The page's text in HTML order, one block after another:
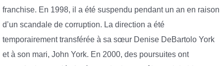
franchise. En 1998, il a été suspendu pendant un an en raison
d’un scandale de corruption. La direction a été
temporairement transférée à sa sœur Denise DeBartolo York
et à son mari, John York. En 2000, des poursuites ont